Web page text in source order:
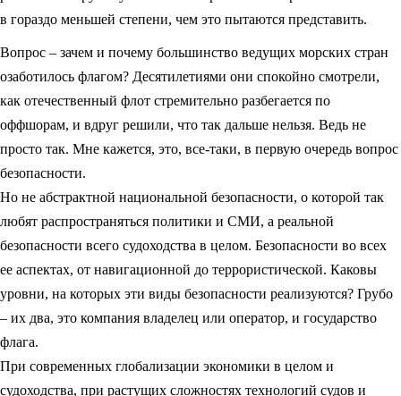
в гораздо меньшей степени, чем это пытаются представить.
Вопрос – зачем и почему большинство ведущих морских стран
озаботилось флагом? Десятилетиями они спокойно смотрели,
как отечественный флот стремительно разбегается по
оффшорам, и вдруг решили, что так дальше нельзя. Ведь не
просто так. Мне кажется, это, все-таки, в первую очередь вопрос
безопасности.
Но не абстрактной национальной безопасности, о которой так
любят распространяться политики и СМИ, а реальной
безопасности всего судоходства в целом. Безопасности во всех
ее аспектах, от навигационной до террористической. Каковы
уровни, на которых эти виды безопасности реализуются? Грубо
– их два, это компания владелец или оператор, и государство
флага.
При современных глобализации экономики в целом и
судоходства, при растущих сложностях технологий судов и